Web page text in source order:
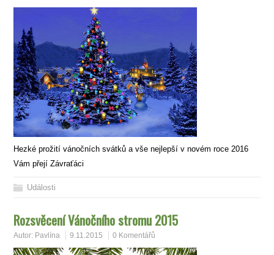
Hezké prožití vánočních svátků a vše nejlepší v novém roce 2016
Vám přejí Závraťáci
Události
Rozsvěcení Vánočního stromu 2015
Autor: Pavlína 9.11.2015 0 Komentářů